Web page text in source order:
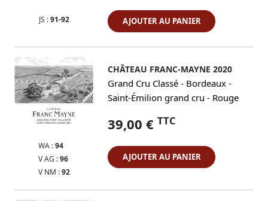
JS :91-92 AJOUTER AU PANIER
WA :94
V AG :96
V NM :92
CHÂTEAU FRANC-MAYNE 2020
Grand Cru Classé - Bordeaux -
Saint-Émilion grand cru - Rouge
39,00 € TTC
AJOUTER AU PANIER